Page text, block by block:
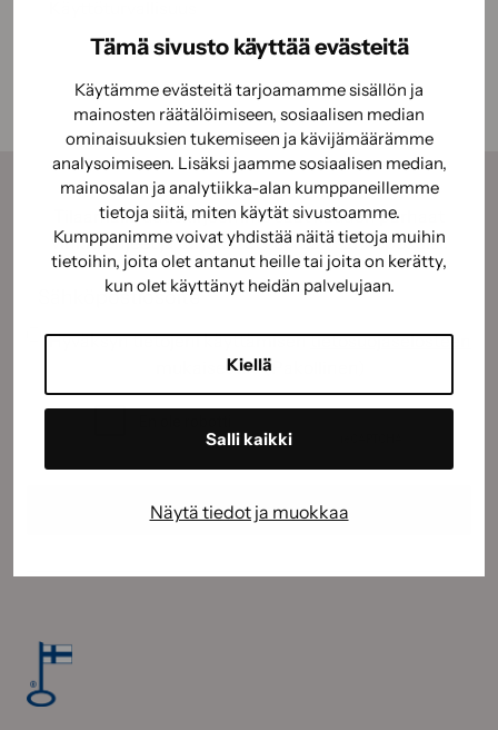
Tämä sivusto käyttää evästeitä
Käytämme evästeitä tarjoamamme sisällön ja
mainosten räätälöimiseen, sosiaalisen median
ominaisuuksien tukemiseen ja kävijämäärämme
analysoimiseen. Lisäksi jaamme sosiaalisen median,
mainosalan ja analytiikka-alan kumppaneillemme
tietoja siitä, miten käytät sivustoamme.
Kumppanimme voivat yhdistää näitä tietoja muihin
tietoihin, joita olet antanut heille tai joita on kerätty,
kun olet käyttänyt heidän palvelujaan.
Kiellä
Salli kaikki
Näytä tiedot ja muokkaa
Tilaamalla uutiskirjeemme saat kauden parhaat
vinkit, ohjeet ja tarjoukset suoraan sähköpostiisi.
Sähköposti
(Pakollinen)
Suostumus (Pakollinen)
Hyväksyn tietojeni käyttämisentietosuojaselosteen
mukaisesti. (Pakollinen)
CAPTCHA